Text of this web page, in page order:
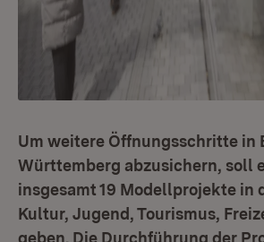
Um weitere Öffnungsschritte in
Württemberg abzusichern, soll
insgesamt 19 Modellprojekte in
Kultur, Jugend, Tourismus,
geben. Die Durchführung der